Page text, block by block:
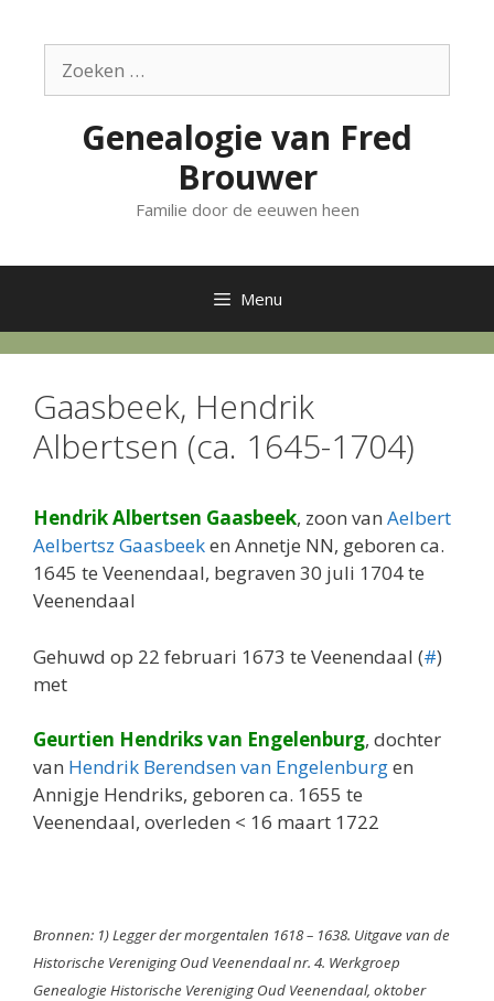
inhoudnaar:
Genealogie van Fred
Brouwer
Familie door de eeuwen heen
Menu
Gaasbeek, Hendrik
Albertsen (ca. 1645-1704)
Hendrik Albertsen Gaasbeek, zoon van Aelbert
Aelbertsz Gaasbeeken Annetje NN, geboren ca.
1645 te Veenendaal, begraven 30 juli 1704 te
Veenendaal
Gehuwd op 22 februari 1673 te Veenendaal (#)
met
Geurtien Hendriks van Engelenburg, dochter
van Hendrik Berendsen van Engelenburgen
Annigje Hendriks, geboren ca. 1655 te
Veenendaal, overleden < 16 maart 1722
Bronnen: 1) Legger der morgentalen 1618 – 1638. Uitgave van de
Historische Vereniging Oud Veenendaal nr. 4. Werkgroep
Genealogie Historische Vereniging Oud Veenendaal, oktober